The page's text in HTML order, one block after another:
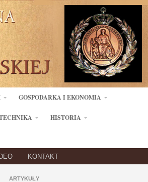
GOSPODARKA I EKONOMIA
HISTORIA
KONTAKT
ARTYKUŁY